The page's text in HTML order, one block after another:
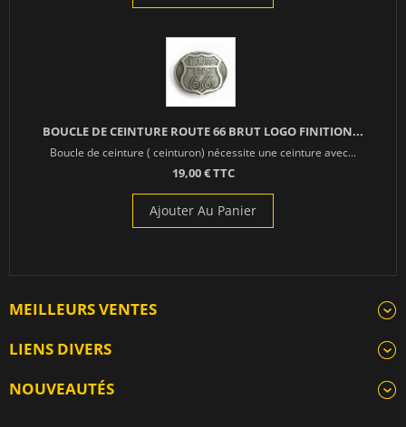
BOUCLE DE CEINTURE ROUTE 66 BRUT LOGO FINITION...
Boucle de ceinture ( ceinturon) nécessite une ceinture avec...
19,00 € TTC
Ajouter Au Panier
MEILLEURS VENTES
LIENS DIVERS
NOUVEAUTÉS